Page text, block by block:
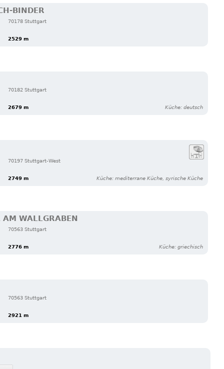
BINDER
70178 Stuttgart
2529 m
70182 Stuttgart
2679 m Küche: deutsch
70197 Stuttgart-West
2749 m Küche: mediterrane Küche, syrische Küche
AM WALLGRABEN
70563 Stuttgart
2776 m Küche: griechisch
70563 Stuttgart
2921 m